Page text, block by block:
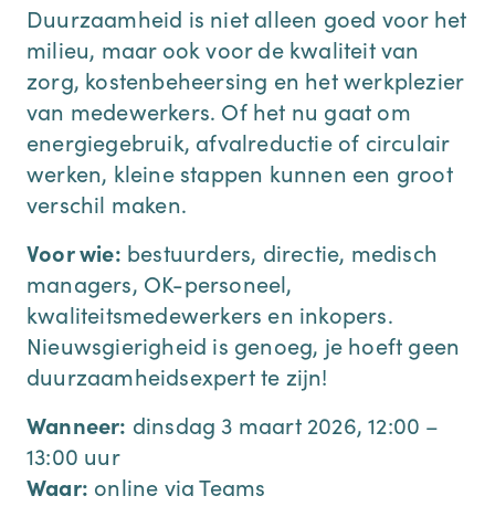
Duurzaamheid is niet alleen goed voor het
milieu, maar ook voor de kwaliteit van
zorg, kostenbeheersing en het werkplezier
van medewerkers. Of het nu gaat om
energiegebruik, afvalreductie of circulair
werken, kleine stappen kunnen een groot
verschil maken.
Voor wie: bestuurders, directie, medisch
managers, OK-personeel,
kwaliteitsmedewerkers en inkopers.
Nieuwsgierigheid is genoeg, je hoeft geen
duurzaamheidsexpert te zijn!
Wanneer: dinsdag 3 maart 2026, 12:00 –
13:00 uur
Waar: online via Teams